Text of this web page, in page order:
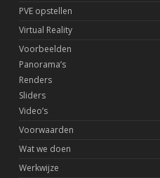
PVE opstellen
Virtual Reality
Voorbeelden
Panorama’s
Renders
Sliders
Video’s
Voorwaarden
Wat we doen
Werkwijze